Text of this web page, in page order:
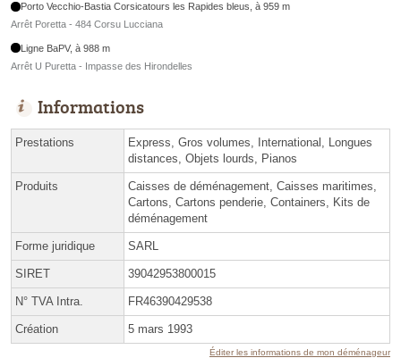
Porto Vecchio-Bastia Corsicatours les Rapides bleus, à 959 m
Arrêt Poretta - 484 Corsu Lucciana
Ligne BaPV, à 988 m
Arrêt U Puretta - Impasse des Hirondelles
Informations
Prestations
Express, Gros volumes, International, Longues
distances, Objets lourds, Pianos
Produits
Caisses de déménagement, Caisses maritimes,
Cartons, Cartons penderie, Containers, Kits de
déménagement
Forme juridique SARL
SIRET 39042953800015
N° TVA Intra. FR46390429538
Création 5 mars 1993
Éditer les informations de mon déménageur